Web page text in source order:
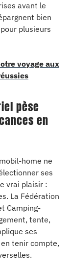
avant le
bien
plusieurs
voyage aux
pèse
en
home ne
ses
vrai plaisir :
La Fédération
Camping-
tente,
ses
tenir compte,